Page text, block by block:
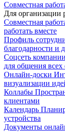
Совместная
Для организации
Совместная
работать вместе
Профиль
благодарности и
Соцсеть компании
для общения всех
Онлайн-доски
визуализации
Коллабы
клиентами
Календарь
устройства
Документы